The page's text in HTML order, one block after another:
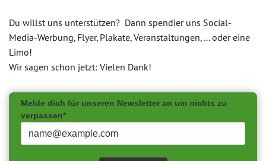
Du willst uns unterstützen? Dann spendier uns Social-
Media-Werbung, Flyer, Plakate, Veranstaltungen, ... oder eine
Limo!
Wir sagen schon jetzt: Vielen Dank!
Melde dich für unseren Newsletter an um nichts zu
verpassen*